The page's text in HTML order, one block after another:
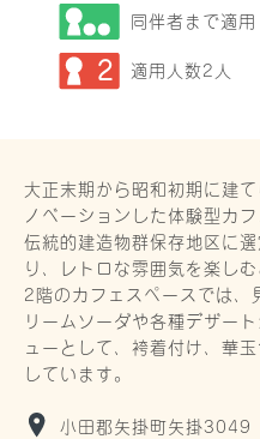
同伴者まで適用
2 適用人数2人
大正末期から昭和初期に建
ノベーションした体験型カ
伝統的建造物群保存地区に
り、レトロな雰囲気を楽しむ
2階のカフェスペースでは、
リームソーダや各種デザー
ューとして、袴着付け、華
しています。
小田郡矢掛町矢掛3049